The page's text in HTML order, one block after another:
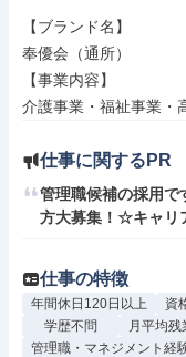
【ブランド名】
奉優会（通所）
【事業内容】
介護事業・福祉事業・
仕事に関するPR
管理職候補の採用で
方大募集！☆キャリ
仕事の特徴
年間休日120日以上 資
学歴不問
月平均
管理職・マネジメント経